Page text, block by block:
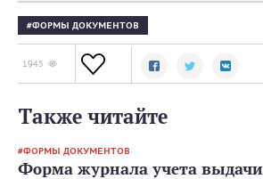
ФОРМЫ ДОКУМЕНТОВ
1945
Также читайте
ФОРМЫ ДОКУМЕНТОВ
Форма журнала учета выдачи